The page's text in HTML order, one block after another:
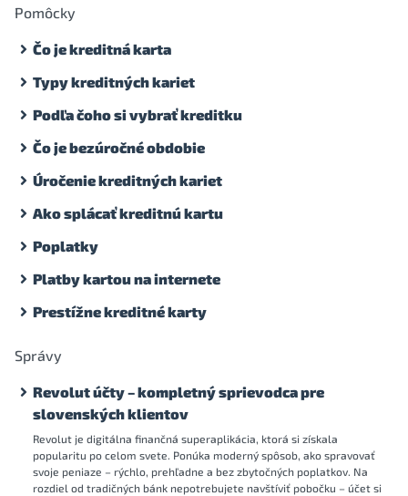
Pomôcky
Čo je kreditná karta
Typy kreditných kariet
Podľa čoho si vybrať kreditku
Čo je bezúročné obdobie
Úročenie kreditných kariet
Ako splácať kreditnú kartu
Poplatky
Platby kartou na internete
Prestížne kreditné karty
Správy
Revolut účty – kompletný sprievodca pre
slovenských klientov
Revolut je digitálna finančná superaplikácia, ktorá si získala
popularitu po celom svete. Ponúka moderný spôsob, ako spravovať
svoje peniaze – rýchlo, prehľadne a bez zbytočných poplatkov. Na
rozdiel od tradičných bánk nepotrebujete navštíviť pobočku – účet si